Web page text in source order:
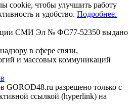
cookie, чтобы улучшить работу
и удобство. Подробнее.
СМИ Эл № ФС77-52350 выдано
в сфере связи,
и массовых коммуникаций
GOROD48.ru разрешено только с
ссылкой (hyperlink) на